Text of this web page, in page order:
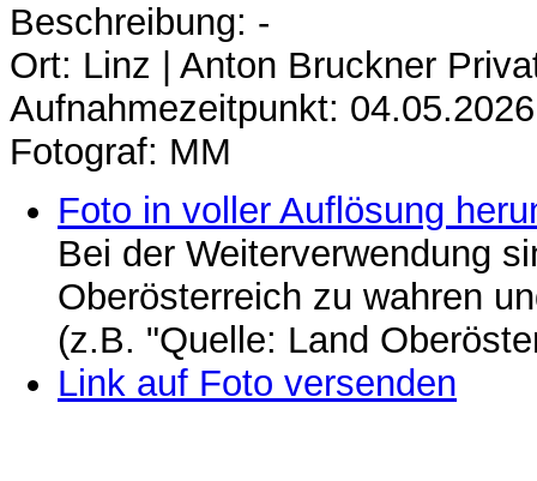
Beschreibung: -
Ort: Linz | Anton Bruckner
Aufnahmezeitpunkt: 04.05.2026
Fotograf: MM
Foto in voller Auflösung
Bei der Weiterverwendung
Oberösterreich zu wahren
(z.B. "Quelle: Land
Link auf Foto versenden